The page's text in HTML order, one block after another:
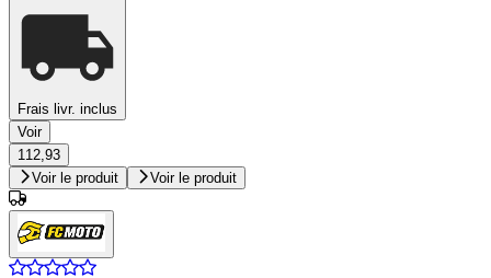
Frais livr. inclus
Voir
112,93
Voir le produit
Voir le produit